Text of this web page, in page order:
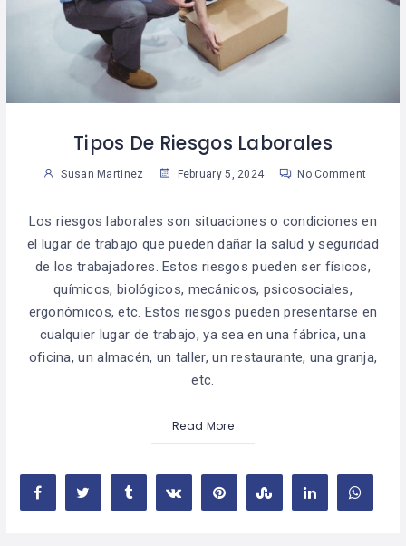
Tipos De Riesgos Laborales
Susan Martinez February 5, 2024 No Comment
Los riesgos laborales son situaciones o condiciones en
el lugar de trabajo que pueden dañar la salud y seguridad
de los trabajadores. Estos riesgos pueden ser físicos,
químicos, biológicos, mecánicos, psicosociales,
ergonómicos, etc. Estos riesgos pueden presentarse en
cualquier lugar de trabajo, ya sea en una fábrica, una
oficina, un almacén, un taller, un restaurante, una granja,
etc.
Read More